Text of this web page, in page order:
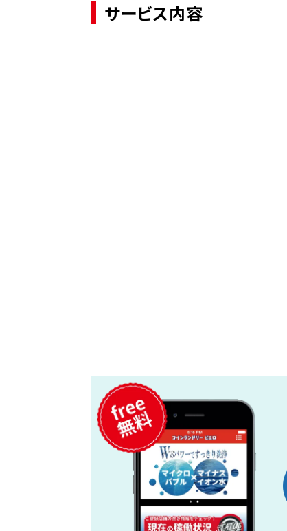
サービス内容